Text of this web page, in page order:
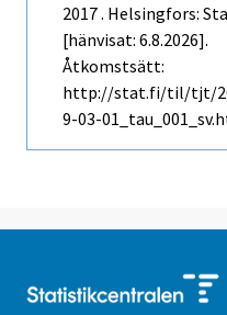
2017 . Helsingfors:
[hänvisat: 6.8.2026].
Åtkomstsätt:
http://stat.fi/til/tjt/
9-03-